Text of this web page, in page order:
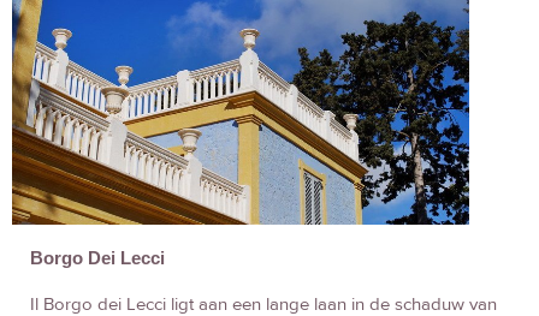
Borgo Dei Lecci
Il Borgo dei Lecci ligt aan een lange laan in de schaduw van